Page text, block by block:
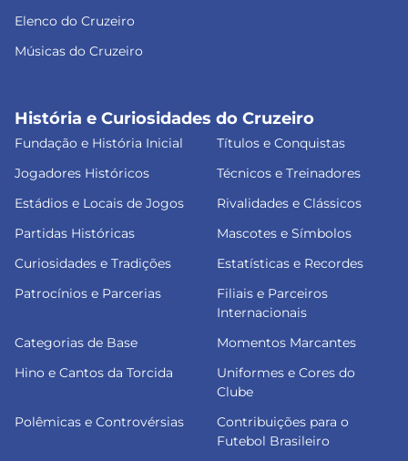
Elenco do Cruzeiro
Músicas do Cruzeiro
História e Curiosidades do Cruzeiro
Fundação e História Inicial
Títulos e Conquistas
Jogadores Históricos
Técnicos e Treinadores
Estádios e Locais de Jogos
Rivalidades e Clássicos
Partidas Históricas
Mascotes e Símbolos
Curiosidades e Tradições
Estatísticas e Recordes
Patrocínios e Parcerias
Filiais e Parceiros
Internacionais
Categorias de Base
Momentos Marcantes
Hino e Cantos da Torcida
Uniformes e Cores do
Clube
Polêmicas e Controvérsias
Contribuições para o
Futebol Brasileiro